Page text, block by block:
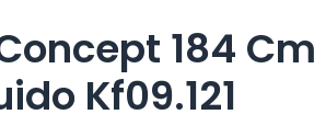
184
Kf09.121